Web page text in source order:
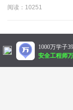
阅读：10251
1000万学子
安全工程师